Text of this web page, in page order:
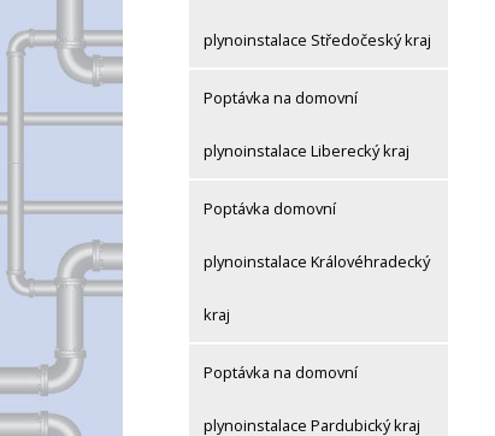
plynoinstalace Středočeský kraj
Poptávka na domovní
plynoinstalace Liberecký kraj
Poptávka domovní
plynoinstalace Královéhradecký
kraj
Poptávka na domovní
plynoinstalace Pardubický kraj